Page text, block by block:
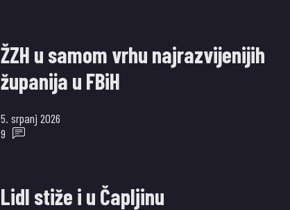
ŽZH u samom vrhu najrazvijenijih
županija u FBiH
5. srpanj 2026
9
Lidl stiže i u Čapljinu